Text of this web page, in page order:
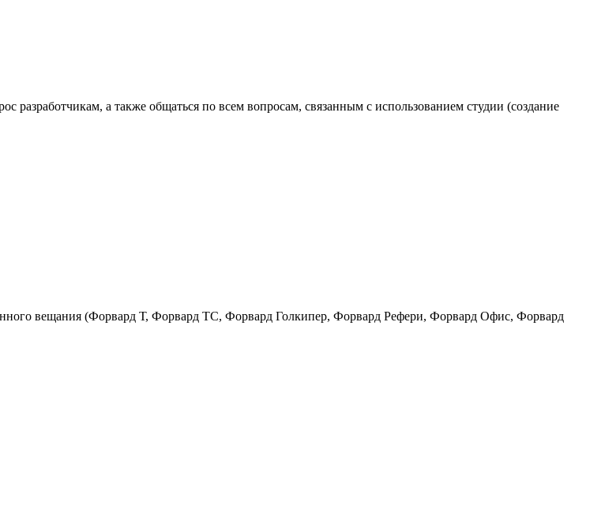
а также общаться по всем вопросам, связанным с использованием студии (создание
вещания (Форвард Т, Форвард ТС, Форвард Голкипер, Форвард Рефери, Форвард Офис, Форвард